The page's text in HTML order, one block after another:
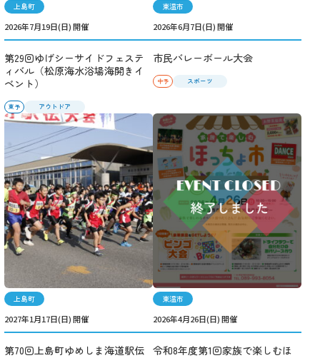
上島町
2026年7月19日(日) 開催
第29回ゆげシーサイドフェステ
ィバル（松原海水浴場海開きイ
ベント）
東予 アウトドア
東温市
2026年6月7日(日) 開催
市民バレーボール大会
中予 スポーツ
上島町
2027年1月17日(日) 開催
第70回上島町ゆめしま海道駅伝
東温市
2026年4月26日(日) 開催
令和8年度第1回家族で楽しむほ